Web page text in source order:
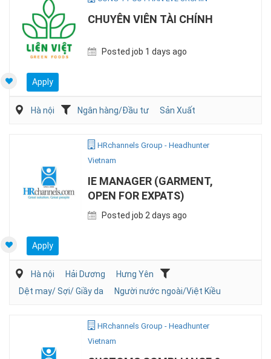
CHUYÊN VIÊN TÀI CHÍNH
Posted job 1 days ago
Apply
Hà nội Ngân hàng/Đầu tư Sản Xuất
HRchannels Group - Headhunter
Vietnam
IE MANAGER (GARMENT,
OPEN FOR EXPATS)
Posted job 2 days ago
Apply
Hà nội Hải Dương
Hưng Yên
Dệt may/ Sợi/ Giầy da
Người nước ngoài/Việt Kiều
HRchannels Group - Headhunter
Vietnam